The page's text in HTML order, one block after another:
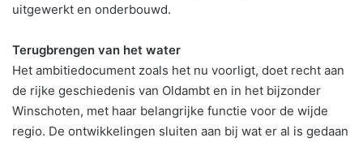
uitgewerkt en onderbouwd.
Terugbrengen van het water
Het ambitiedocument zoals het nu voorligt, doet recht aan
de rijke geschiedenis van Oldambt en in het bijzonder
Winschoten, met haar belangrijke functie voor de wijde
regio. De ontwikkelingen sluiten aan bij wat er al is gedaan